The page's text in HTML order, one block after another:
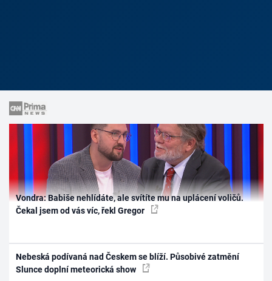
Vondra: Babiše nehlídáte, ale svítíte mu na uplácení voličů.
Čekal jsem od vás víc, řekl Gregor
Nebeská podívaná nad Českem se blíží. Působivé zatmění
Slunce doplní meteorická show